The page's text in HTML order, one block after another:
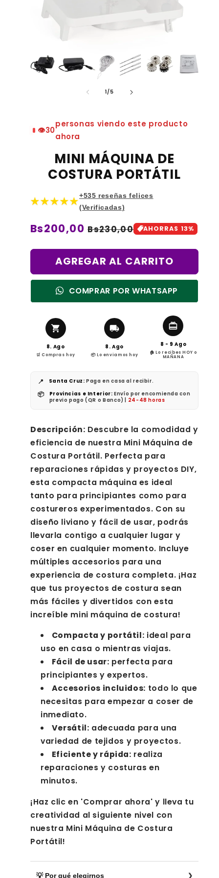
1/de
5
👁️30
personas viendo este producto
ahora
MINI MÁQUINA DE
COSTURA PORTÁTIL
★★★★★
+535 reseñas felices
(Verificadas)
Precio
oferta
Bs200,00 Precio
Bs230,00 AHORRAS 13%
AGREGAR AL CARRITO
COMPRAR POR WHATSAPP
8. Ago
🛒 Compras hoy
8. Ago
📦 Lo enviamos hoy
8 - 9 Ago
🏠 Lo recibes HOY o
MAÑANA
📍 Santa Cruz: Paga en casa al recibir.
📦 Provincias e Interior: Envío por encomienda con
previo pago (QR o Banco) |
24-48 horas
Descripción: Descubre la comodidad y
eficiencia de nuestra Mini Máquina de
Costura Portátil. Perfecta para
reparaciones rápidas y proyectos DIY,
esta compacta máquina es ideal
tanto para principiantes como para
costureros experimentados. Con su
diseño liviano y fácil de usar, podrás
llevarla contigo a cualquier lugar y
coser en cualquier momento. Incluye
múltiples accesorios para una
experiencia de costura completa. ¡Haz
que tus proyectos de costura sean
más fáciles y divertidos con esta
increíble mini máquina de costura!
Compacta y portátil: ideal para
uso en casa o mientras viajas.
Fácil de usar: perfecta para
principiantes y expertos.
Accesorios incluidos: todo lo que
necesitas para empezar a coser de
inmediato.
Versátil: adecuada para una
variedad de tejidos y proyectos.
Eficiente y rápida: realiza
reparaciones y costuras en
minutos.
¡Haz clic en 'Comprar ahora' y lleva tu
creatividad al siguiente nivel con
nuestra Mini Máquina de Costura
Portátil!
💡 Por qué elegirnos ❯